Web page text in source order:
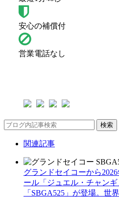
安心の補償付
営業電話なし
検索
関連記事
グランドセイコーから
ール「ジュエル・チャン
「SBGA525」が登場。世